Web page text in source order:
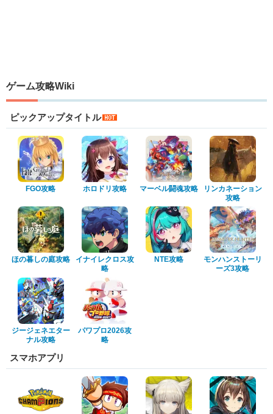
ゲーム攻略Wiki
ピックアップタイトル
FGO攻略 ホロドリ攻略 マーベル闘魂攻略
リンカネーション
攻略
ほの暮しの庭攻略
イナイレクロス攻
略
NTE攻略
モンハンストーリ
ーズ3攻略
ジージェネエター
ナル攻略
パワプロ2026攻
略
スマホアプリ